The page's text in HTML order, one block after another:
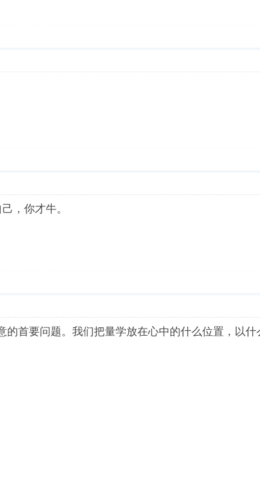
，你才牛。
的首要问题。我们把量学放在心中的什么位置，以